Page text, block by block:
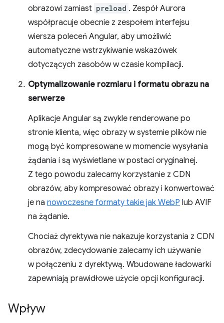
obrazowi zamiast preload . Zespół Aurora
współpracuje obecnie z zespołem interfejsu
wiersza poleceń Angular, aby umożliwić
automatyczne wstrzykiwanie wskazówek
dotyczących zasobów w czasie kompilacji.
Optymalizowanie rozmiaru i formatu obrazu na
serwerze
Aplikacje Angular są zwykle renderowane po
stronie klienta, więc obrazy w systemie plików nie
mogą być kompresowane w momencie wysyłania
żądania i są wyświetlane w postaci oryginalnej.
Z tego powodu zalecamy korzystanie z CDN
obrazów, aby kompresować obrazy i konwertować
je na nowoczesne formaty takie jak WebP lub AVIF
na żądanie.
Chociaż dyrektywa nie nakazuje korzystania z CDN
obrazów, zdecydowanie zalecamy ich używanie
w połączeniu z dyrektywą. Wbudowane ładowarki
zapewniają prawidłowe użycie opcji konfiguracji.
Wpływ